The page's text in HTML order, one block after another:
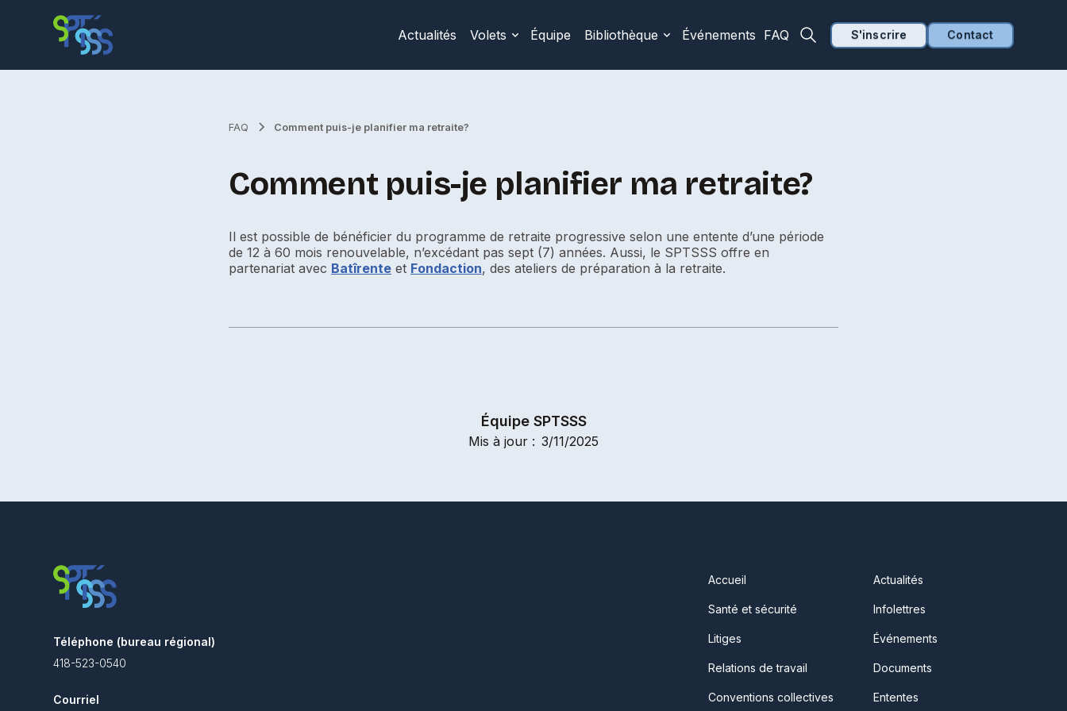
Actualités Volets Équipe Bibliothèque Événements FAQ S'inscrire Contact
FAQ Comment puis-je planifier ma retraite?
Comment puis-je planifier ma retraite?
Il est possible de bénéficier du programme de retraite progressive selon une entente d’une période
de 12 à 60 mois renouvelable, n’excédant pas sept (7) années. Aussi, le SPTSSS offre en
partenariat avec Batîrente et Fondaction, des ateliers de préparation à la retraite.
Équipe SPTSSS
Mis à jour : 3/11/2025
Téléphone (bureau régional)
418-523-0540
Courriel
Accueil
Santé et sécurité
Litiges
Relations de travail
Conventions collectives
Actualités
Infolettres
Événements
Documents
Ententes